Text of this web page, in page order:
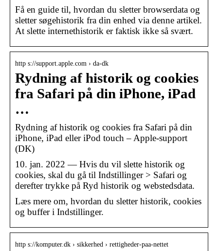
Få en guide til, hvordan du sletter browserdata og
sletter søgehistorik fra din enhed via denne artikel.
At slette internethistorik er faktisk ikke så svært.
http s://support.apple.com › da-dk
Rydning af historik og cookies
fra Safari på din iPhone, iPad
…
Rydning af historik og cookies fra Safari på din
iPhone, iPad eller iPod touch – Apple-support
(DK)
10. jan. 2022 — Hvis du vil slette historik og
cookies, skal du gå til Indstillinger > Safari og
derefter trykke på Ryd historik og webstedsdata.
Læs mere om, hvordan du sletter historik, cookies
og buffer i Indstillinger.
http s://komputer.dk › sikkerhed › rettigheder-paa-nettet